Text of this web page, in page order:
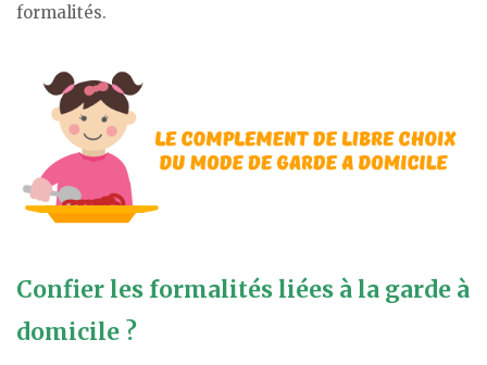
formalités.
Confier les formalités liées à la garde à
domicile ?